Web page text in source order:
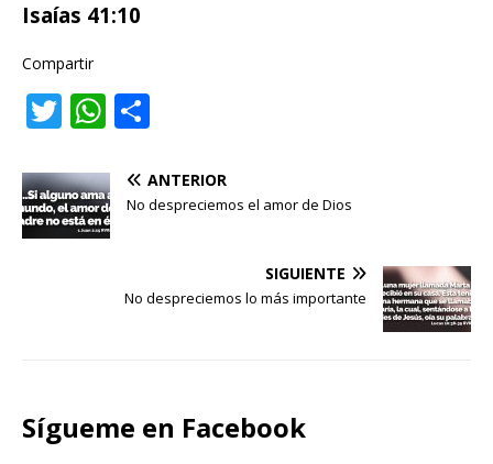
Isaías 41:10
Compartir
T
it
te
r
W
at
s
A
p
m
p
ti
ANTERIOR
No despreciemos el amor de Dios
SIGUIENTE
No despreciemos lo más importante
Sígueme en Facebook